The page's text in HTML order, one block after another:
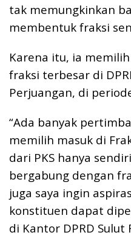
tak memungkinkan
membentuk fraksi
Karena itu, ia
fraksi terbesar di
Perjuangan, di
“Ada banyak
memilih masuk di
dari PKS hanya
bergabung dengan
juga saya ingin
konstituen dapat
di Kantor DPRD Sulut